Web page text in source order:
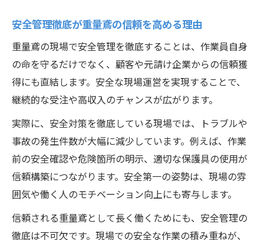
安全管理徹底が重量鳶の信頼を高める理由
重量鳶の現場で安全管理を徹底することは、作業員自身
の命を守るだけでなく、顧客や元請け企業からの信頼獲
得にも直結します。安全な現場運営を実現することで、
継続的な受注や高収入のチャンスが広がります。
実際に、安全対策を徹底している現場では、トラブルや
事故の発生件数が大幅に減少しています。例えば、作業
前の安全確認や危険箇所の明示、適切な保護具の使用が
信頼構築につながります。安全第一の姿勢は、現場の雰
囲気や働く人のモチベーション向上にも寄与します。
信頼される重量鳶として長く働くためにも、安全管理の
徹底は不可欠です。現場での安全な作業の積み重ねが、